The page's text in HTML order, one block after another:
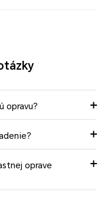
opravu?
oprave